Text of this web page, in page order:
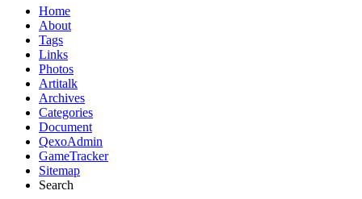
Home
About
Tags
Links
Photos
Artitalk
Archives
Categories
Document
QexoAdmin
GameTracker
Sitemap
Search